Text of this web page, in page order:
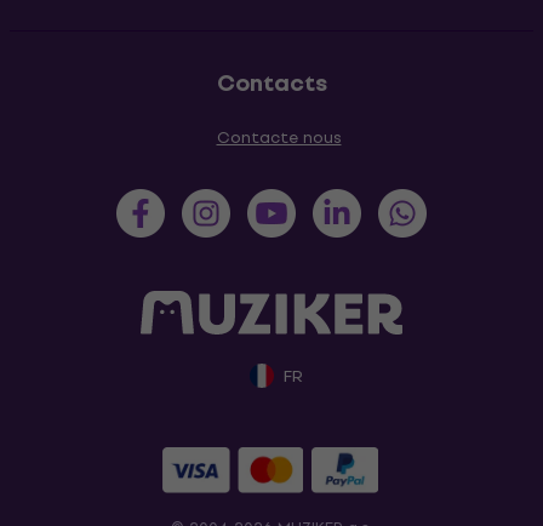
Contacts
Contacte nous
FR